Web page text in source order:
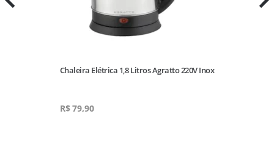
Chaleira Elétrica 1,8 Litros Agratto 220V Inox
R$79,90